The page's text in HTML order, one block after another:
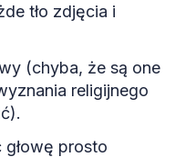
tło zdjęcia i
(chyba, że są one
religijnego
prosto